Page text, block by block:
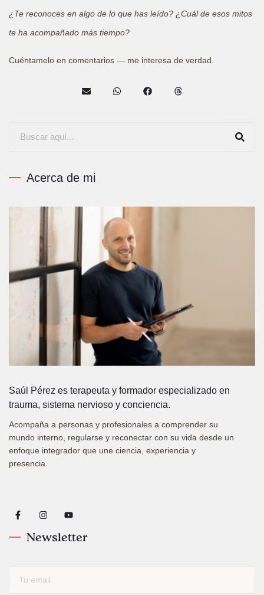
¿Te reconoces en algo de lo que has leído? ¿Cuál de esos mitos
te ha acompañado más tiempo?
Cuéntamelo en comentarios — me interesa de verdad.
Acerca de mi
Saúl Pérez es terapeuta y formador especializado en
trauma, sistema nervioso y conciencia.
Acompaña a personas y profesionales a comprender su
mundo interno, regularse y reconectar con su vida desde un
enfoque integrador que une ciencia, experiencia y
presencia.
Newsletter